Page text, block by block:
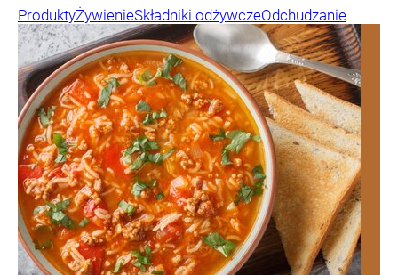
ProduktyŻywienieSkładniki odżywczeOdchudzanie